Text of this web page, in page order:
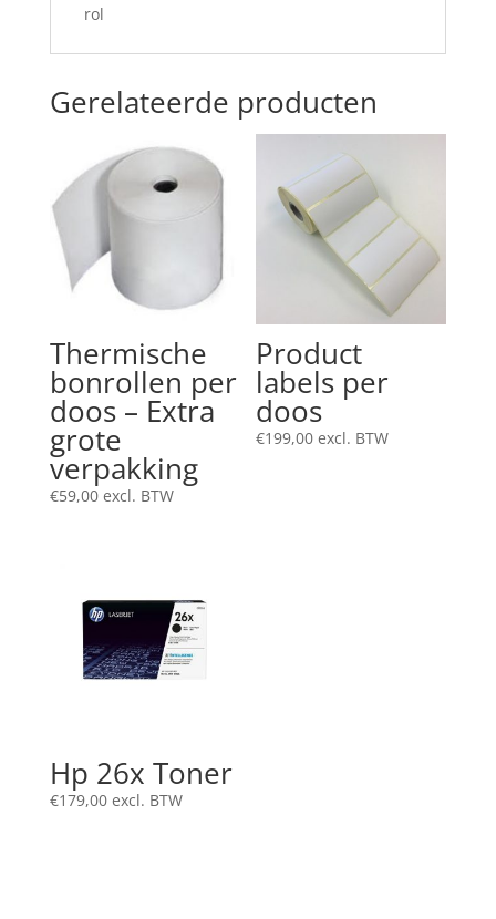
rol
Gerelateerde producten
Thermische
bonrollen per
doos – Extra
grote
verpakking
€59,00 excl. BTW
Product
labels per
doos
€199,00 excl. BTW
Hp 26x Toner
€179,00 excl. BTW